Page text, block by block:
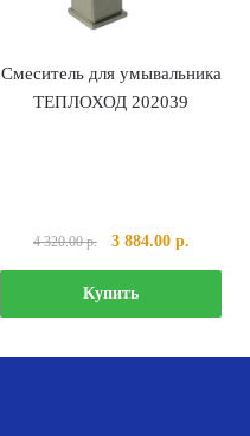
Смеситель для умывальника
ТЕПЛОХОД 202039
4 320.00р.
Первоначальная
составляла
4
3 884.00 р.
884.00
Купить